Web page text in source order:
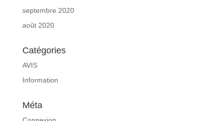
septembre 2020
août 2020
Catégories
AVIS
Information
Méta